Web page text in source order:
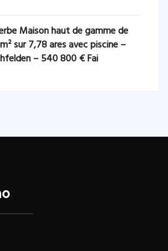
Maison haut de gamme de
sur 7,78 ares avec piscine –
– 540 800 € Fai